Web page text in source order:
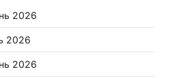
2026
2026
2026